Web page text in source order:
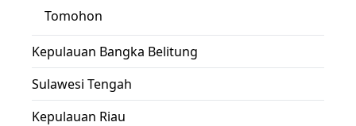
Tomohon
Kepulauan Bangka Belitung
Sulawesi Tengah
Kepulauan Riau